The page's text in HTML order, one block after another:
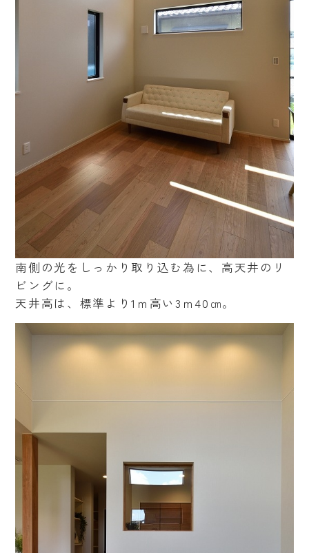
南側の光をしっかり取り込む為に、高天井のリ
ビングに。
天井高は、標準より1ｍ高い3ｍ40㎝。